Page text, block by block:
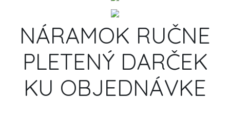
NÁRAMOK RUČNE
PLETENÝ DARČEK
KU OBJEDNÁVKE